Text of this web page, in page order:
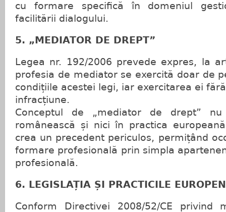
cu formare specifică în domeniul
facilitării dialogului.
5. „MEDIATOR DE DREPT”
Legea nr. 192/2006 prevede expres, la
profesia de mediator se exercită doar de
condițiile acestei legi, iar exercitarea ei
infracțiune.
Conceptul de „mediator de drept”
românească și nici în practica
crea un precedent periculos, permițând
formare profesională prin simpla
profesională.
6. LEGISLAȚIA ȘI PRACTICILE
Conform Directivei 2008/52/CE privind